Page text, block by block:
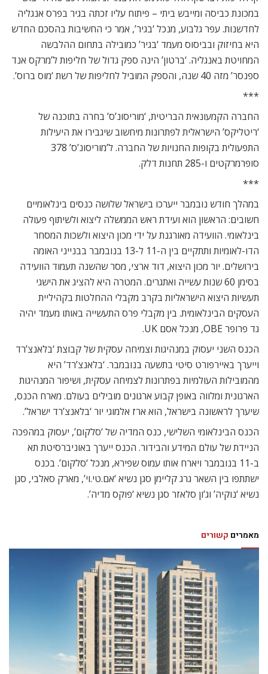
במכונת כביסה ומייבש ביתי – פיתוח עליו זכתה בגיר בפרס אנגליה
לחדשנות. עפר גלבוע, מנכל ‘בגיר’, אמר כי החשיבות בהסכם החדש
היא בחיזוק ובביסוס מעמד ‘בגיר’ כמובילה בתחום ההלבשה
המחויטת באנגליה. ‘ברטון’ הינה ספק גדול של חליפות ל’מרקס אנד
ספנסר’ מזה 40 שנה, והספק המוביל לחליפות של רשת ‘מוס ברוס’.
***
החברה הקמעונאית הבריטית, ‘מוריסונ’ס’ בחרה בתוכנה של
‘ריטליקס’ הישראלית לפתרונות מיחשוב שיגבירו את היעילות
התפעולית בקופות החנויות של החברה. ל’מוריסונ’ס’ 378
סופרמרקטים ו-285 תחנות דלק.
***
במהלך חודש נובמבר ייערכו בישראל שלושה כנסים בינלאומיים
חשובים: הראשון הוא ועידת ראש הממשלה ליצוא ולשיתוף פעולה
בינלאומי. הוועידה מאורגנת על ידי מכון היצוא ולשכות המסחר
הדו-לאומיות ותתקיים בין ה-11 ל-13 בנובמבר בבנייני האומה
בירושלים. יור מכון היצוא, דוד ארצי, מסר שהשנה תעמוד הוועידה
בסימן 60 שנות עשייה ואתגרים. המטרה היא להציג את הישגי
תעשיות היצוא הישראליות בקרב מקבלי ההחלטות בקהיליית
העסקים הבינלאומית. בין מקבלי פרס התעשייה באותו מעמד יהיה
גד פרופר OBE, מנכל אסם UK.
הכנס השני יעסוק במנהיגות וצמיחה עסקית של קבוצת ‘בלאנצ’רד
וייערך באיירפורט סיטי בתשעה בנובמבר. ‘בלאנצ’רד’ היא
מהמובילות העולמיות בפתרונות לצמיחה עסקית, ושיפור המנהיגות
הארגונית ומלווה באופן קבוע ארגונים מובילים בעולם. מארח הכנס,
שיערך לראשונה בישראל, הוא ארז אלמוגי יור ‘בלאנצ’רד ישראל’.
הכנס הבינלאומי השלישי, כנס המדיה של ‘סלקום’, יעסוק במהפכה
הניידת של עולם המידע והבידור. הכנס ייערך באוניברסיטת תא
ב-11 בנובמבר ויארח אותו עמוס שפירא, מנכל ‘סלקום’. בכנס
ישתתפו בין השאר גרג קליימן סגן נשיא ‘אם.טי.וי’, מארק סאלבי, סגן
נשיא ‘נוקיה’ וג’ון סלאזר סגן נשיא ‘פוקס מדיה’.
מאמרים קשורים